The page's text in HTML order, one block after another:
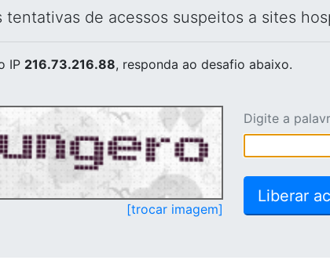
tentativas de acessos suspeitos a sites
IP 216.73.216.88, responda ao desafio abaixo.
[trocar imagem]
Digite a